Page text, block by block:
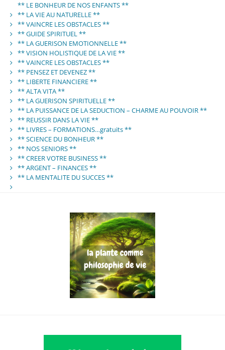
** LE BONHEUR DE NOS ENFANTS **
** LA VIE AU NATURELLE **
** VAINCRE LES OBSTACLES **
** GUIDE SPIRITUEL **
** LA GUERISON EMOTIONNELLE **
** VISION HOLISTIQUE DE LA VIE **
** VAINCRE LES OBSTACLES **
** PENSEZ ET DEVENEZ **
** LIBERTE FINANCIERE **
** ALTA VITA **
** LA GUERISON SPIRITUELLE **
** LA PUISSANCE DE LA SEDUCTION – CHARME AU POUVOIR **
** REUSSIR DANS LA VIE **
** LIVRES – FORMATIONS…gratuits **
** SCIENCE DU BONHEUR **
** NOS SENIORS **
** CREER VOTRE BUSINESS **
** ARGENT – FINANCES **
** LA MENTALITE DU SUCCES **